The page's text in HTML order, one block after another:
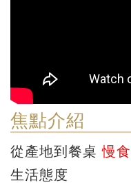
焦點介紹
從產地到餐桌慢食
生活態度